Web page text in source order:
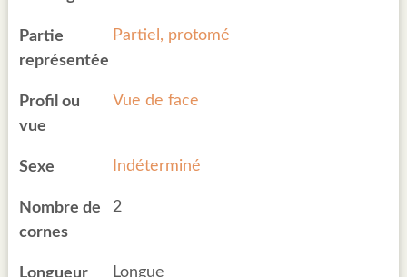
Partie
représentée
Partiel, protomé
Profil ou
vue
Vue de face
Sexe Indéterminé
Nombre de
cornes
2
Longue